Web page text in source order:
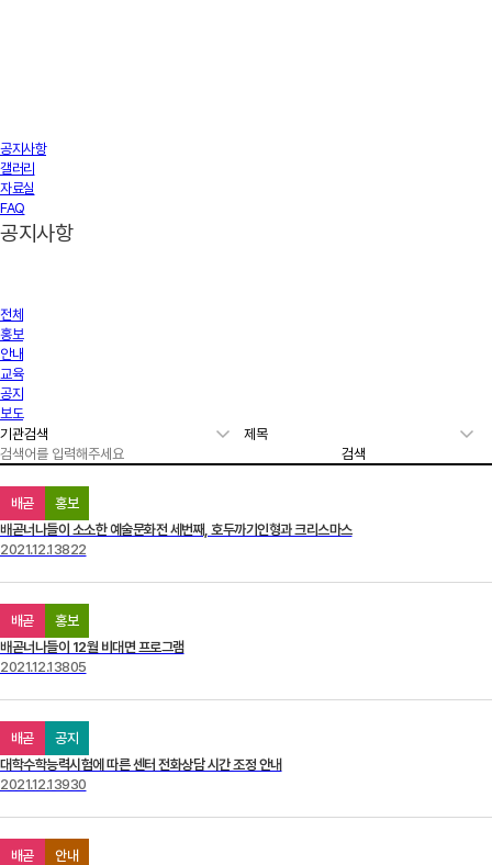
공지사항
갤러리
자료실
FAQ
공지사항
전체
홍보
안내
교육
공지
보도
검색
배곧
홍보
배곧너나들이 소소한 예술문화전 세번째, 호두까기인형과 크리스마스
2021.12.13822
배곧
홍보
배곧너나들이 12월 비대면 프로그램
2021.12.13805
배곧
공지
대학수학능력시험에 따른 센터 전화상담 시간 조정 안내
2021.12.13930
배곧
안내